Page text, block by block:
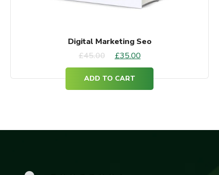
Digital Marketing Seo
£45.00
Original
was:
£35.00Current
price
is:
ADD TO CART